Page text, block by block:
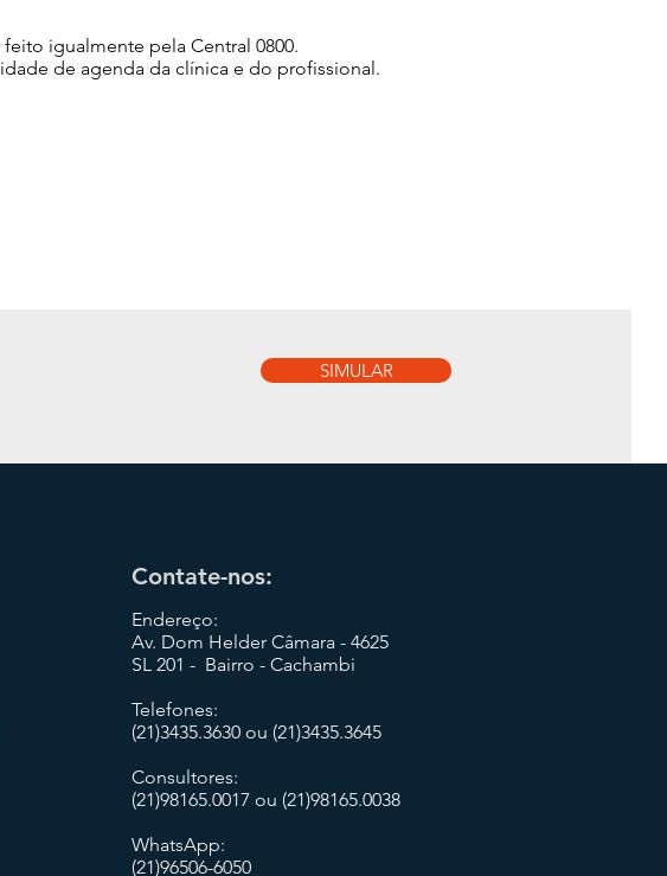
igualmente pela Central 0800.
de agenda da clínica e do profissional.
SIMULAR
Contate-nos:
Endereço:
Av. Dom Helder Câmara - 4625
SL 201 - Bairro - Cachambi
Telefones:
(21)3435.3630 ou (21)3435.3645
Consultores:
(21)98165.0017 ou (21)98165.0038
WhatsApp:
(21)96506-6050